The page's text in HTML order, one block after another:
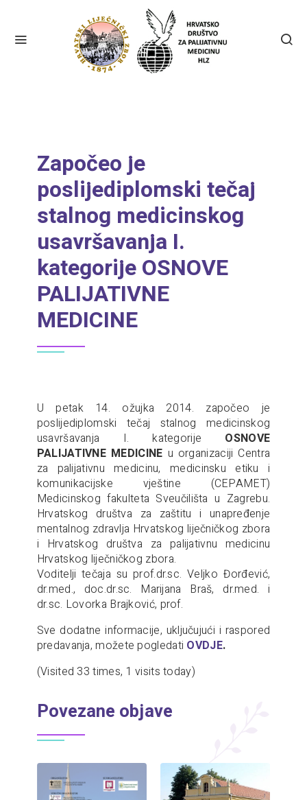
Započeo je
poslijediplomski tečaj
stalnog medicinskog
usavršavanja I.
kategorije OSNOVE
PALIJATIVNE
MEDICINE
U petak 14. ožujka 2014. započeo je
poslijediplomski tečaj stalnog medicinskog
usavršavanja I. kategorije OSNOVE
PALIJATIVNE MEDICINE u organizaciji Centra
za palijativnu medicinu, medicinsku etiku i
komunikacijske vještine (CEPAMET)
Medicinskog fakulteta Sveučilišta u Zagrebu.
Hrvatskog društva za zaštitu i unapređenje
mentalnog zdravlja Hrvatskog liječničkog zbora
i Hrvatskog društva za palijativnu medicinu
Hrvatskog liječničkog zbora.
Voditelji tečaja su prof.dr.sc. Veljko Đorđević,
dr.med., doc.dr.sc. Marijana Braš, dr.med. i
dr.sc. Lovorka Brajković, prof.
Sve dodatne informacije, uključujući i raspored
predavanja, možete pogledati OVDJE.
(Visited 33 times, 1 visits today)
Povezane objave